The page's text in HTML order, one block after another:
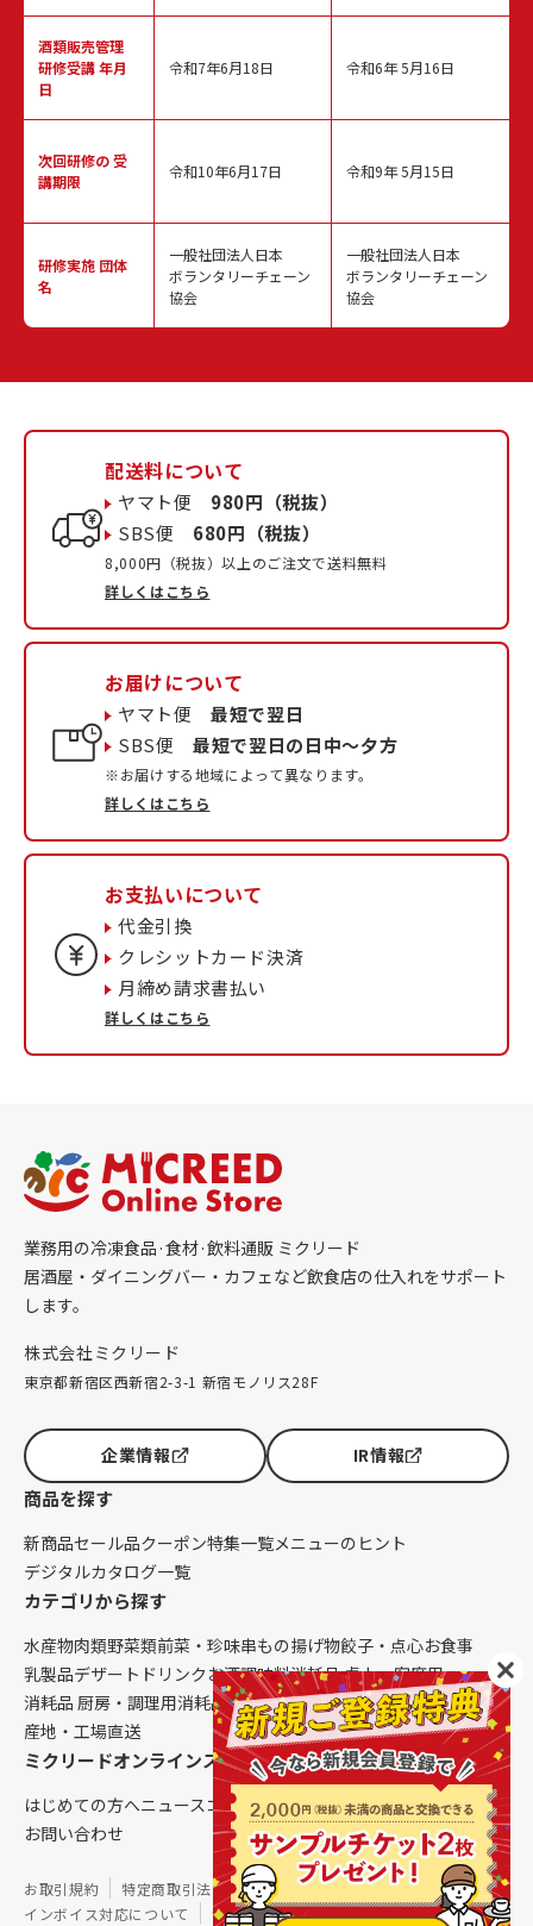
酒類販売管理
研修受講 年月
日
次回研修の受
講期限
研修実施 団体
名
令和7年6月18日
令和10年6月17日
一般社団法人日本
ボランタリーチェーン
協会
令和6年 5月16日
令和9年 5月15日
一般社団法人日本
ボランタリーチェーン
協会
配送料について
ヤマト便 980円（税抜）
SBS便 680円（税抜）
8,000円（税抜）以上のご注文で送料無料
詳しくはこちら
お届けについて
ヤマト便最短で翌日
SBS便最短で翌日の日中〜夕方
※お届けする地域によって異なります。
詳しくはこちら
お支払いについて
代金引換
クレシットカード決済
月締め請求書払い
詳しくはこちら
業務用の冷凍食品·食材·飲料通販 ミクリード
居酒屋・ダイニングバー・カフェなど飲食店の仕入れをサポート
します。
株式会社ミクリード
東京都新宿区西新宿2-3-1 新宿モノリス28F
企業情報 IR情報
商品を探す
新商品セール品クーポン特集一覧メニューのヒント
デジタルカタログ一覧
カテゴリから探す
水産物肉類野菜類前菜・珍味串もの揚げ物餃子・点心お食事
乳製品デザート ドリンク お酒調味料消耗品 卓上・客席用
消耗品 厨房・調理用消耗品 クレンリネス生鮮品（配送便限定）
産地・工場直送
ミクリードオンラインストアについて
はじめての方へニュースコラムご利用ガイド会社概要
お問い合わせ
お取引規約 特定商取引法に基づく表記
個人情報保護方針
インボイス対応について
サイトマップ